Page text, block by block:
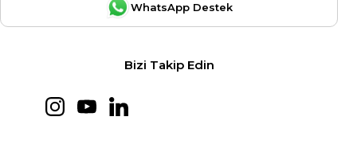
WhatsApp Destek
Bizi Takip Edin